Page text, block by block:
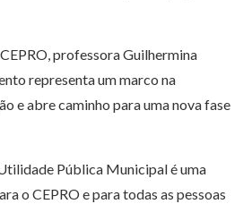
professora Guilhermina
representa um marco na
e abre caminho para uma nova fase
Pública Municipal é uma
o CEPRO e para todas as pessoas